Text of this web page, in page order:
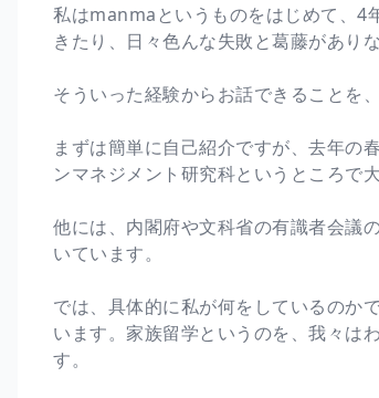
私はmanmaというものをはじめて、4
きたり、日々色んな失敗と葛藤があり
そういった経験からお話できることを
まずは簡単に自己紹介ですが、去年の
ンマネジメント研究科というところで
他には、内閣府や文科省の有識者会議
いています。
では、具体的に私が何をしているのか
います。家族留学というのを、我々は
す。